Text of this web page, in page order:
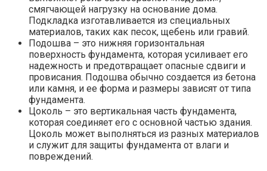
смягчающей нагрузку на основание дома.
Подкладка изготавливается из специальных
материалов, таких как песок, щебень или гравий.
Подошва – это нижняя горизонтальная
поверхность фундамента, которая усиливает его
надежность и предотвращает опасные сдвиги и
провисания. Подошва обычно создается из бетона
или камня, и ее форма и размеры зависят от типа
фундамента.
Цоколь – это вертикальная часть фундамента,
которая соединяет его с основной частью здания.
Цоколь может выполняться из разных материалов
и служит для защиты фундамента от влаги и
повреждений.